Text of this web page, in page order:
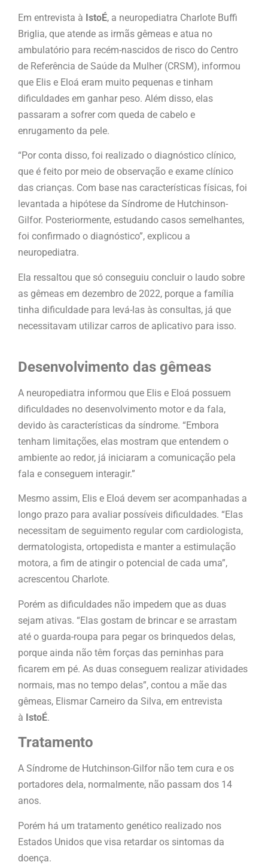
Em entrevista à IstoÉ, a neuropediatra Charlote Buffi
Briglia, que atende as irmãs gêmeas e atua no
ambulatório para recém-nascidos de risco do Centro
de Referência de Saúde da Mulher (CRSM), informou
que Elis e Eloá eram muito pequenas e tinham
dificuldades em ganhar peso. Além disso, elas
passaram a sofrer com queda de cabelo e
enrugamento da pele.
“Por conta disso, foi realizado o diagnóstico clínico,
que é feito por meio de observação e exame clínico
das crianças. Com base nas características físicas, foi
levantada a hipótese da Síndrome de Hutchinson-
Gilfor. Posteriormente, estudando casos semelhantes,
foi confirmado o diagnóstico”, explicou a
neuropediatra.
Ela ressaltou que só conseguiu concluir o laudo sobre
as gêmeas em dezembro de 2022, porque a família
tinha dificuldade para levá-las às consultas, já que
necessitavam utilizar carros de aplicativo para isso.
Desenvolvimento das gêmeas
A neuropediatra informou que Elis e Eloá possuem
dificuldades no desenvolvimento motor e da fala,
devido às características da síndrome. “Embora
tenham limitações, elas mostram que entendem o
ambiente ao redor, já iniciaram a comunicação pela
fala e conseguem interagir.”
Mesmo assim, Elis e Eloá devem ser acompanhadas a
longo prazo para avaliar possíveis dificuldades. “Elas
necessitam de seguimento regular com cardiologista,
dermatologista, ortopedista e manter a estimulação
motora, a fim de atingir o potencial de cada uma”,
acrescentou Charlote.
Porém as dificuldades não impedem que as duas
sejam ativas. “Elas gostam de brincar e se arrastam
até o guarda-roupa para pegar os brinquedos delas,
porque ainda não têm forças das perninhas para
ficarem em pé. As duas conseguem realizar atividades
normais, mas no tempo delas”, contou a mãe das
gêmeas, Elismar Carneiro da Silva, em entrevista
à IstoÉ.
Tratamento
A Síndrome de Hutchinson-Gilfor não tem cura e os
portadores dela, normalmente, não passam dos 14
anos.
Porém há um tratamento genético realizado nos
Estados Unidos que visa retardar os sintomas da
doença.